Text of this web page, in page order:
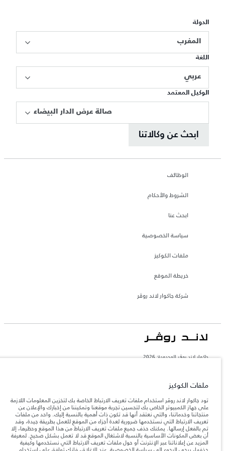
الدولة
المغرب
اللغة
عربي
الوكيل المعتمد
صالة عرض الدار البيضاء
ابحث عن وكالاتنا
الوظائف
الشروط والأحكام
ابحث عنا
سياسة الخصوصية
ملفات الكوكيز
خريطة الموقع
شركة جاكوار لاند روڤر
جاكوار لاند روڨر المحدودة: 2026
تعكس الأوزان المذكورة مواصفات السيارة القياسية. سوف تؤثر الإكسسوارات وغيرها من
العناصر المثبتة بعد نقطة التصنيع في الحمولة. تأكد من عدم تجاوز الوزن الإجمالي للسيارة
والحمولة.
المعلومات والمواصفات والأسعار والألوان المذكورة على هذا الموقع قد تختلف من بلد إلى
آخر، كما أنّها قد تتغير بدون إشعار مسبق. الرجاء التواصل مع وكيلنا المحلي للتأكد من توفّرها
والتحقق من الأسعار.
ملاحظة مهمة حول الصور والمواصفات. إن النقص العالمي في أشباه الموصلات يؤثر حاليًا
ملفات الكوكيز
تود جاكوار لاند روڤر استخدام ملفات تعريف الارتباط الخاصة بك لتخزين المعلومات اللازمة
على جهاز الكمبيوتر الخاص بك لتحسين تجربة موقعنا وتمكيننا من إخبارك والإعلان عن
منتجاتنا وخدماتنا، والتي نعتقد أنها قد تكون ذات أهمية بالنسبة إليك. واحد من ملفات
تعريف الارتباط التي نستخدمها ضرورية لعدة أجزاء من الموقع للعمل بطريقة جيدة، وقد
تم بالفعل إرسالها. يمكنك حذف جميع ملفات تعريف الارتباط من هذا الموقع وحظرها، إلا
أن بعض المكونات الأساسية بالنسبة لاشتغال الموقع قد لا تعمل بشكل صحيح. لمعرفة
المزيد عن إعلاناتنا عبر الإنترنت أو حول ملفات تعريف الارتباط التي نستخدمها وكيفية